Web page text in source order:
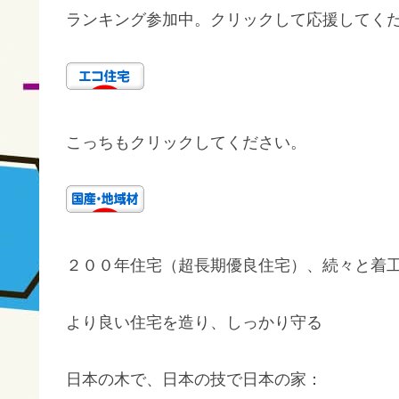
ランキング参加中。クリックして応援してくだ
こっちもクリックしてください。
２００年住宅（超長期優良住宅）、続々と着
より良い住宅を造り、しっかり守る
日本の木で、日本の技で日本の家：